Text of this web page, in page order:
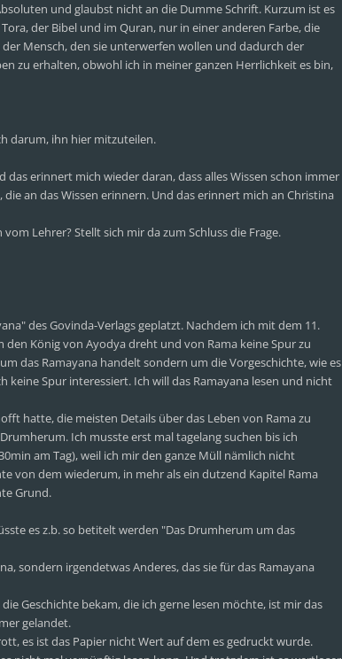
und glaubst nicht an die Dumme Schrift. Kurzum ist es
der Bibel und im Quran, nur in einer anderen Farbe, die
Mensch, den sie unterwerfen wollen und dadurch der
zu erhalten, obwohl ich in meiner ganzen Herrlichkeit es bin,
darum, ihn hier mitzuteilen.
das erinnert mich wieder daran, dass alles Wissen schon immer
an das Wissen erinnern. Und das erinnert mich an Christina
Lehrer? Stellt sich mir da zum Schluss die Frage.
des Govinda-Verlags geplatzt. Nachdem ich mit dem 11.
den König von Ayodya dreht und von Rama keine Spur zu
das Ramayana handelt sondern um die Vorgeschichte, wie es
keine Spur interessiert. Ich will das Ramayana lesen und nicht
hatte, die meisten Details über das Leben von Rama zu
Ich musste erst mal tagelang suchen bis ich
am Tag), weil ich mir den ganze Müll nämlich nicht
von dem wiederum, in mehr als ein dutzend Kapitel Rama
Grund.
es z.b. so betitelt werden "Das Drumherum um das
sondern irgendetwas Anderes, das sie für das Ramayana
Geschichte bekam, die ich gerne lesen möchte, ist mir das
gelandet.
es ist das Papier nicht Wert auf dem es gedruckt wurde.